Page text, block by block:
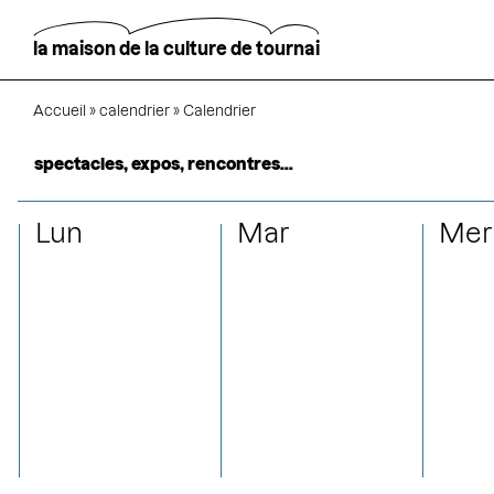
contenu
principal
la maison de la culture de tournai
Rechercher
Fil
Accueil calendrier Calendrier
spectacles, expos, rencontres…
Lun Mar Mer